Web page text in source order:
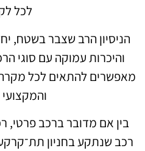
לכל
הניסיון הרב שצבר בשטח,
והיכרות עמוקה עם סוגי
מאפשרים להתאים לכל
בין אם מדובר ברכב פרטי,
רכב שנתקע בחניון